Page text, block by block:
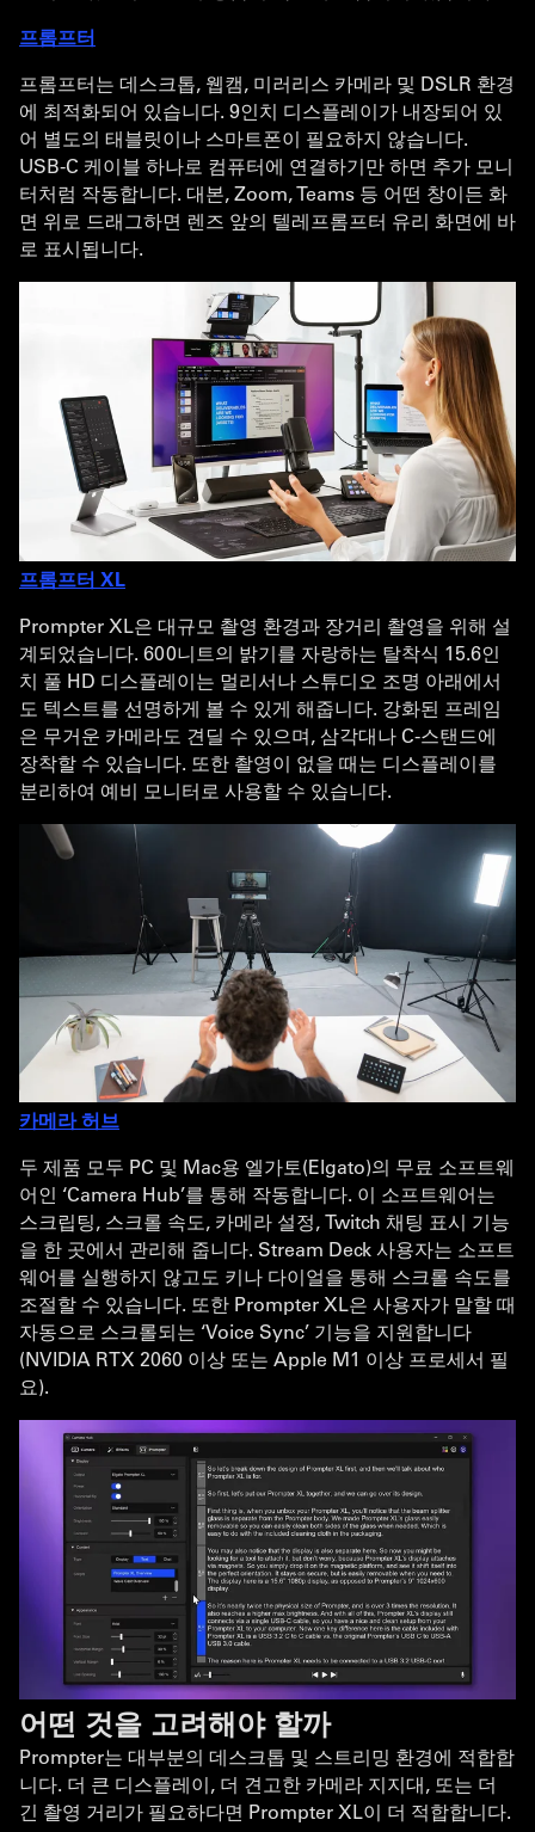
프롬프터
프롬프터는 데스크톱, 웹캠, 미러리스 카메라 및 DSLR 환경
에 최적화되어 있습니다. 9인치 디스플레이가 내장되어 있
어 별도의 태블릿이나 스마트폰이 필요하지 않습니다.
USB-C 케이블 하나로 컴퓨터에 연결하기만 하면 추가 모니
터처럼 작동합니다. 대본, Zoom, Teams 등 어떤 창이든 화
면 위로 드래그하면 렌즈 앞의 텔레프롬프터 유리 화면에 바
로 표시됩니다.
프롬프터 XL
Prompter XL은 대규모 촬영 환경과 장거리 촬영을 위해 설
계되었습니다. 600니트의 밝기를 자랑하는 탈착식 15.6인
치 풀 HD 디스플레이는 멀리서나 스튜디오 조명 아래에서
도 텍스트를 선명하게 볼 수 있게 해줍니다. 강화된 프레임
은 무거운 카메라도 견딜 수 있으며, 삼각대나 C-스탠드에
장착할 수 있습니다. 또한 촬영이 없을 때는 디스플레이를
분리하여 예비 모니터로 사용할 수 있습니다.
카메라 허브
두 제품 모두 PC 및 Mac용 엘가토(Elgato)의 무료 소프트웨
어인 ‘Camera Hub’를 통해 작동합니다. 이 소프트웨어는
스크립팅, 스크롤 속도, 카메라 설정, Twitch 채팅 표시 기능
을 한 곳에서 관리해 줍니다. Stream Deck 사용자는 소프트
웨어를 실행하지 않고도 키나 다이얼을 통해 스크롤 속도를
조절할 수 있습니다. 또한 Prompter XL은 사용자가 말할 때
자동으로 스크롤되는 ‘Voice Sync’ 기능을 지원합니다
(NVIDIA RTX 2060 이상 또는 Apple M1 이상 프로세서 필
요).
어떤 것을 고려해야 할까
Prompter는 대부분의 데스크톱 및 스트리밍 환경에 적합합
니다. 더 큰 디스플레이, 더 견고한 카메라 지지대, 또는 더
긴 촬영 거리가 필요하다면 Prompter XL이 더 적합합니다.